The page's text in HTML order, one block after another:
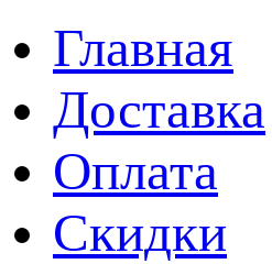
Главная
Доставка
Оплата
Скидки